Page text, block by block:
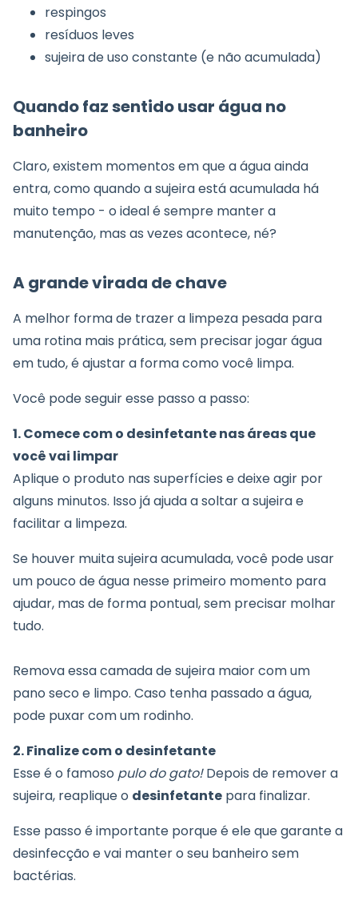
respingos
resíduos leves
sujeira de uso constante (e não acumulada)
Quando faz sentido usar água no
banheiro
Claro, existem momentos em que a água ainda
entra, como quando a sujeira está acumulada há
muito tempo - o ideal é sempre manter a
manutenção, mas as vezes acontece, né?
A grande virada de chave
A melhor forma de trazer a limpeza pesada para
uma rotina mais prática, sem precisar jogar água
em tudo, é ajustar a forma como você limpa.
Você pode seguir esse passo a passo:
1. Comece com o desinfetantenas áreas que
você vai limpar
Aplique o produto nas superfícies e deixe agir por
alguns minutos. Isso já ajuda a soltar a sujeira e
facilitar a limpeza.
Se houver muita sujeira acumulada, você pode usar
um pouco de água nesse primeiro momento para
ajudar, mas de forma pontual, sem precisar molhar
tudo.
Remova essa camada de sujeira maior com um
pano seco e limpo. Caso tenha passado a água,
pode puxar com um rodinho.
2. Finalize com o desinfetante
Esse é o famoso pulo do gato!Depois de remover a
sujeira, reaplique o desinfetante para finalizar.
Esse passo é importante porque é ele que garante a
desinfecção e vai manter o seu banheiro sem
bactérias.